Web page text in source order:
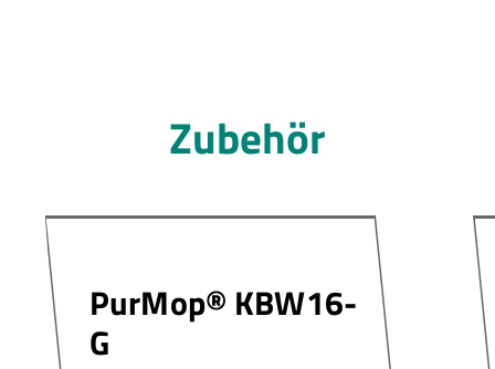
Zubehör
PurMop® KBW16-
G